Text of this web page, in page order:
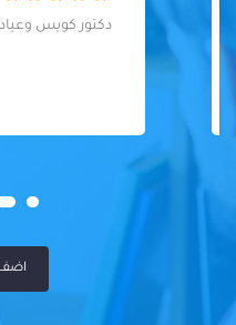
دكتور كويس وعيادة نظيفة